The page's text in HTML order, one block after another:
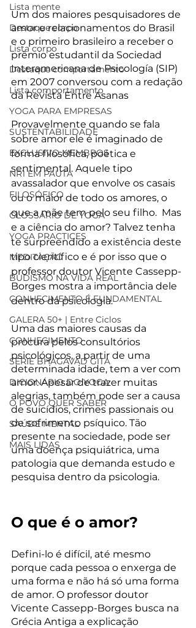
Lista mente
Destaque corpo
Lista corpo
Destaque comportamento
Lista comportamento
YOGA PARA EMPRESAS
SUSTENTABILIDADE
EXCLUSIVO MEMBROS
NR1 EM PAUTA
FILOSÓFICO
GLOSSÁRIO DE YOGA
YOGA PRACTICES
MEDITAÇÃO
BUDISMO NA VIDA REAL
CONHECIMENTO É FUNDAMENTAL
GALERA 50+ | Entre Ciclos
CONHECIMENTO
SÉRIE BHAGAVAD GITA
DICIONÁRIO DO YOGA
O POVO QUER SABER
SAÚDE MENTAL
MAIS LIDAS
Um dos maiores pesquisadores de
amor e relacionamentos do Brasil
e o primeiro brasileiro a receber o
prêmio estudantil da Sociedad
Interamericana de Psicología (SIP)
em 2007 conversou com a redação
da Revista Entre Asanas
Provavelmente quando se fala
sobre amor ele é imaginado de
forma filosófica, poética e
sentimental. Aquele tipo
avassalador que envolve os casais
ou o maior de todo os amores, o
que a mãe tem pelo seu filho.  Mas
e a ciência do amor? Talvez tenha
te surpreendido a existência deste
tipo científico e é por isso que o
professor doutor Vicente Cassepp-
Borges mostra a importância dele
dentro da psicologia.
Uma das maiores causas da
procura pelos consultórios
psicológicos, a partir de uma
determinada idade, tem a ver com
amor. Apesar de trazer muitas
alegrias, também pode ser a causa
de suicídios, crimes passionais ou
de sofrimento psíquico. Tão
presente na sociedade, pode ser
uma doença psiquiátrica, uma
patologia que demanda estudo e
pesquisa dentro da psicologia.
O que é o amor?
Defini-lo é difícil, até mesmo
porque cada pessoa o enxerga de
uma forma e não há só uma forma
de amor. O professor doutor
Vicente Cassepp-Borges busca na
Grécia Antiga a explicação